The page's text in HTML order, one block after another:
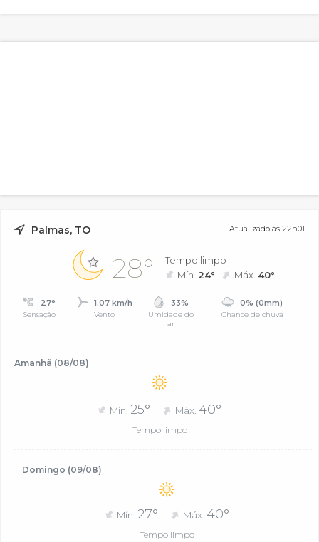
Palmas, TO Atualizado às 22h01
28°
Tempo limpo
Mín. 24° Máx. 40°
27°
Sensação
1.07 km/h
Vento
33%
Umidade do
ar
0% (0mm)
Chance de chuva
Amanhã (08/08)
Mín. 25° Máx. 40°
Tempo limpo
Domingo (09/08)
Mín. 27° Máx. 40°
Tempo limpo